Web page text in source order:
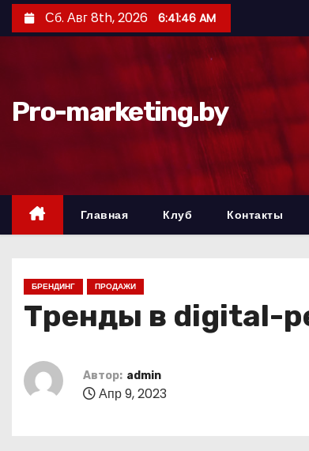
е
д
Сб. Авг 8th, 2026 6:41:47 AM
Pro-marketing.by
Главная Клуб Контакты
БРЕНДИНГ ПРОДАЖИ
Тренды в digital-
Автор: admin
Апр 9, 2023